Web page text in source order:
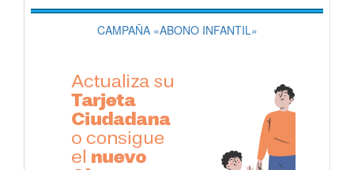
CAMPAÑA «ABONO INFANTIL»